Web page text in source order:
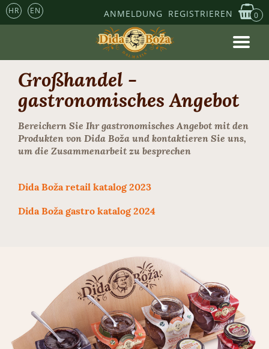
HR EN ANMELDUNG REGISTRIEREN 0
Großhandel -
gastronomisches Angebot
Bereichern Sie Ihr gastronomisches Angebot mit den
Produkten von Dida Boža und kontaktieren Sie uns,
um die Zusammenarbeit zu besprechen
Dida Boža retail katalog 2023
Dida Boža gastro katalog 2024